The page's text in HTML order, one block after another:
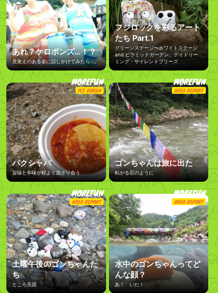
あれ？ケロポンズ…！？
見覚えのある姿に話しかけてみたら...。
フジロックを彩るアート
たち Part.1
グリーンステージ〜ホワイトステージ
and ピラミッドガーデン、デイドリー
ミング・サイレントブリーズ
MOREFUN
FES GOHAN
パクシャパ
旨味と辛味が程よく混ざり合う
MOREFUN
AREA REPORT
ゴンちゃんは旅に出た
転がる石のように
MOREFUN
AREA REPORT
土曜午後のゴンちゃんた
ち
ところ天国
MOREFUN
AREA REPORT
水中のゴンちゃんってど
んな顔？
あ！ いた！